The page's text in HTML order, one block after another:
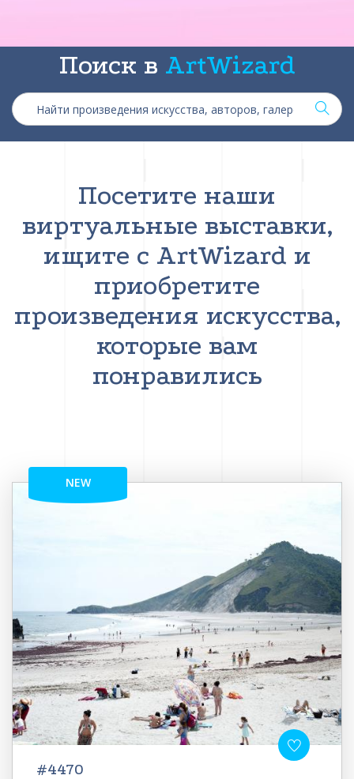
Поиск в ArtWizard
Посетите наши
виртуальные выставки,
ищите с ArtWizard и
приобретите
произведения искусства,
которые вам
понравились
NEW
#4470